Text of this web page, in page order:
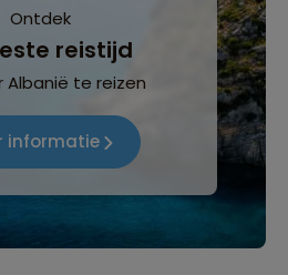
Ontdek
reistijd
Albanië te reizen
informatie